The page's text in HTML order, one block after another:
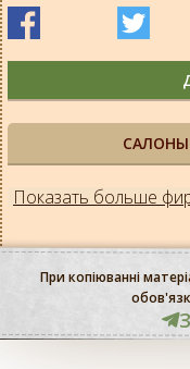
Показать больше
При копіюванні